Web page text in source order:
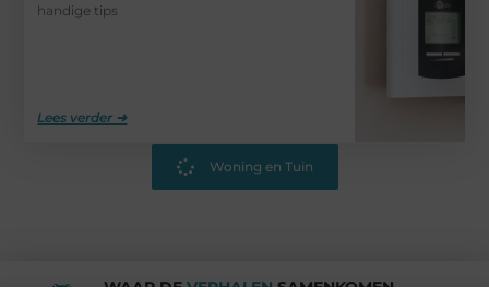
handige tips
Lees verder ➜
Woning en Tuin
WAAR DEVERHALENSAMENKOMEN.